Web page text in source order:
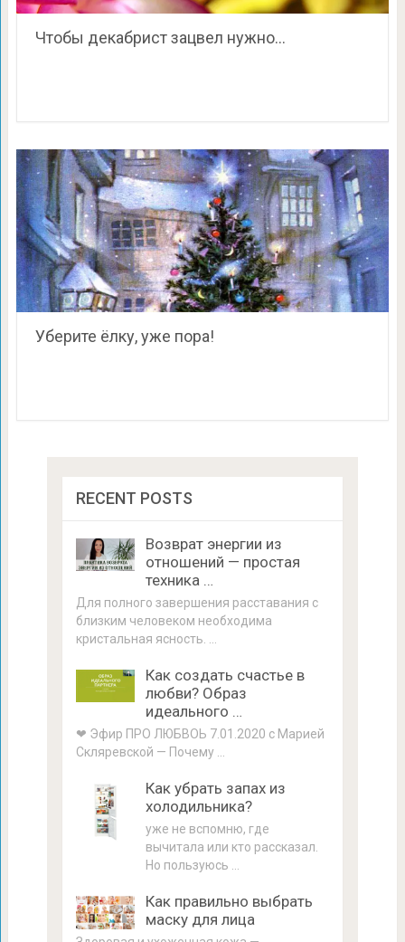
Чтобы декабрист зацвел нужно…
Уберите ёлку, уже пора!
RECENT POSTS
Возврат энергии из
отношений — простая
техника …
Для полного завершения расставания с
близким человеком необходима
кристальная ясность. …
Как создать счастье в
любви? Образ
идеального …
❤ Эфир ПРО ЛЮБВОЬ 7.01.2020 с Марией
Скляревской — Почему …
Как убрать запах из
холодильника?
уже не вспомню, где
вычитала или кто рассказал.
Но пользуюсь …
Как правильно выбрать
маску для лица